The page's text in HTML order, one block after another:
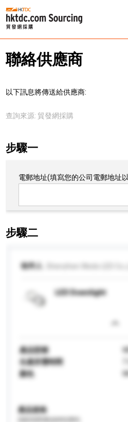
聯絡供應商
以下訊息將傳送給供應商:
查詢來源: 貿發網採購
步驟一
電郵地址(填寫您的公司電郵地址
步驟二
收件人
LED Downlight
產品型號
生產所需時間
顏色
產品規格